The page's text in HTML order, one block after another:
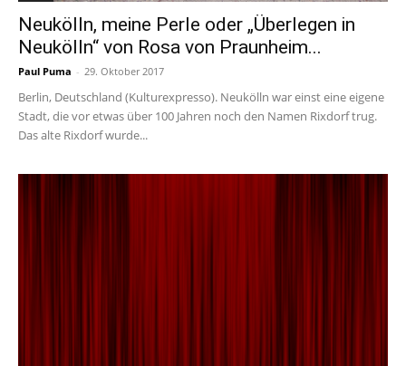
Neukölln, meine Perle oder „Überlegen in
Neukölln“ von Rosa von Praunheim...
Paul Puma - 29. Oktober 2017
Berlin, Deutschland (Kulturexpresso). Neukölln war einst eine eigene
Stadt, die vor etwas über 100 Jahren noch den Namen Rixdorf trug.
Das alte Rixdorf wurde...